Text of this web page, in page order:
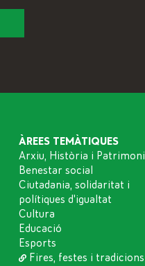
ÀREES TEMÀTIQUES
Arxiu, Història i Patrimoni
Benestar social
Ciutadania, solidaritat i
polítiques d'igualtat
Cultura
Educació
Esports
Fires, festes i tradicions